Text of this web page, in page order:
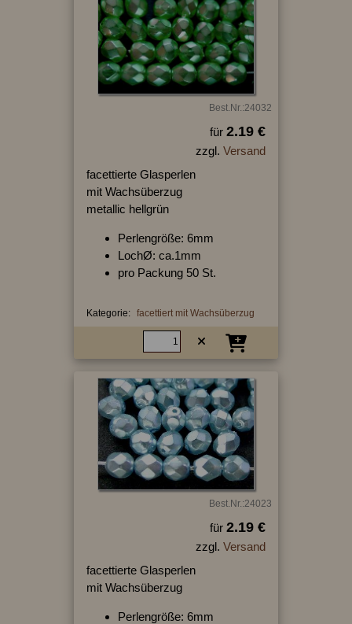
Best.Nr.:24032
für 2.19 €
zzgl. Versand
facettierte Glasperlen
mit Wachsüberzug
metallic hellgrün
Perlengröße: 6mm
LochØ: ca.1mm
pro Packung 50 St.
Kategorie: facettiert mit Wachsüberzug
Best.Nr.:24023
für 2.19 €
zzgl. Versand
facettierte Glasperlen
mit Wachsüberzug
Perlengröße: 6mm